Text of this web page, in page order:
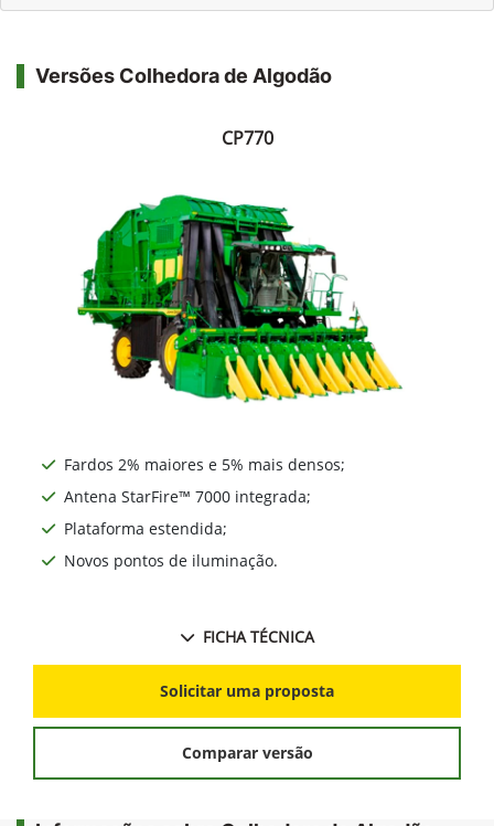
Versões Colhedora de Algodão
CP770
Fardos 2% maiores e 5% mais densos;
Antena StarFire™ 7000 integrada;
Plataforma estendida;
Novos pontos de iluminação.
FICHA TÉCNICA
Solicitar uma proposta
Comparar versão